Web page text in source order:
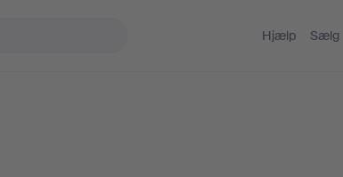
Hjælp Sælg